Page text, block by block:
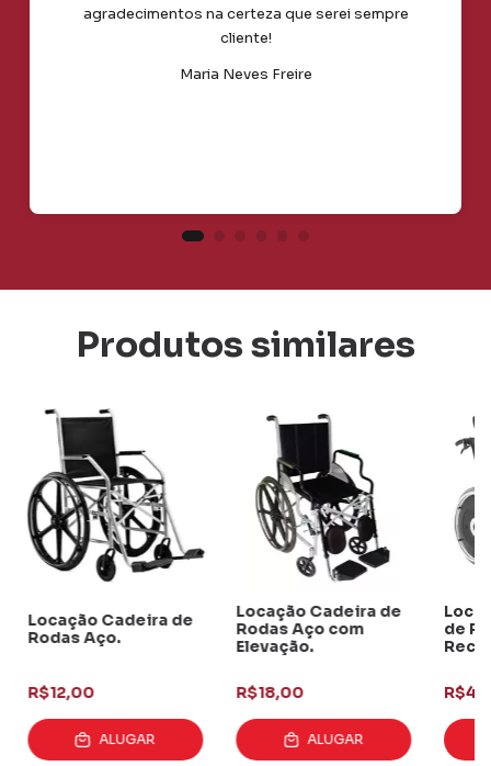
agradecimentos na certeza que serei sempre
cliente!
Maria Neves Freire
Produtos similares
Locação Cadeira de
Rodas Aço.
R$12,00
ALUGAR
Locação Cadeira de
Rodas Aço com
Elevação.
R$18,00
ALUGAR
de